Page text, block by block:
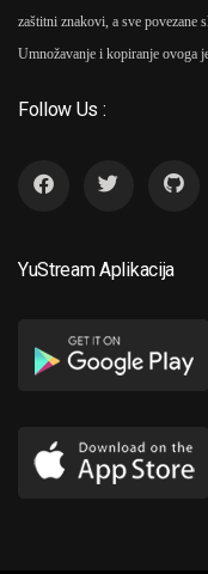
zaštitni znakovi, a sve povezane
Umnožavanje i kopiranje ovoga
Follow Us :
YuStream Aplikacija